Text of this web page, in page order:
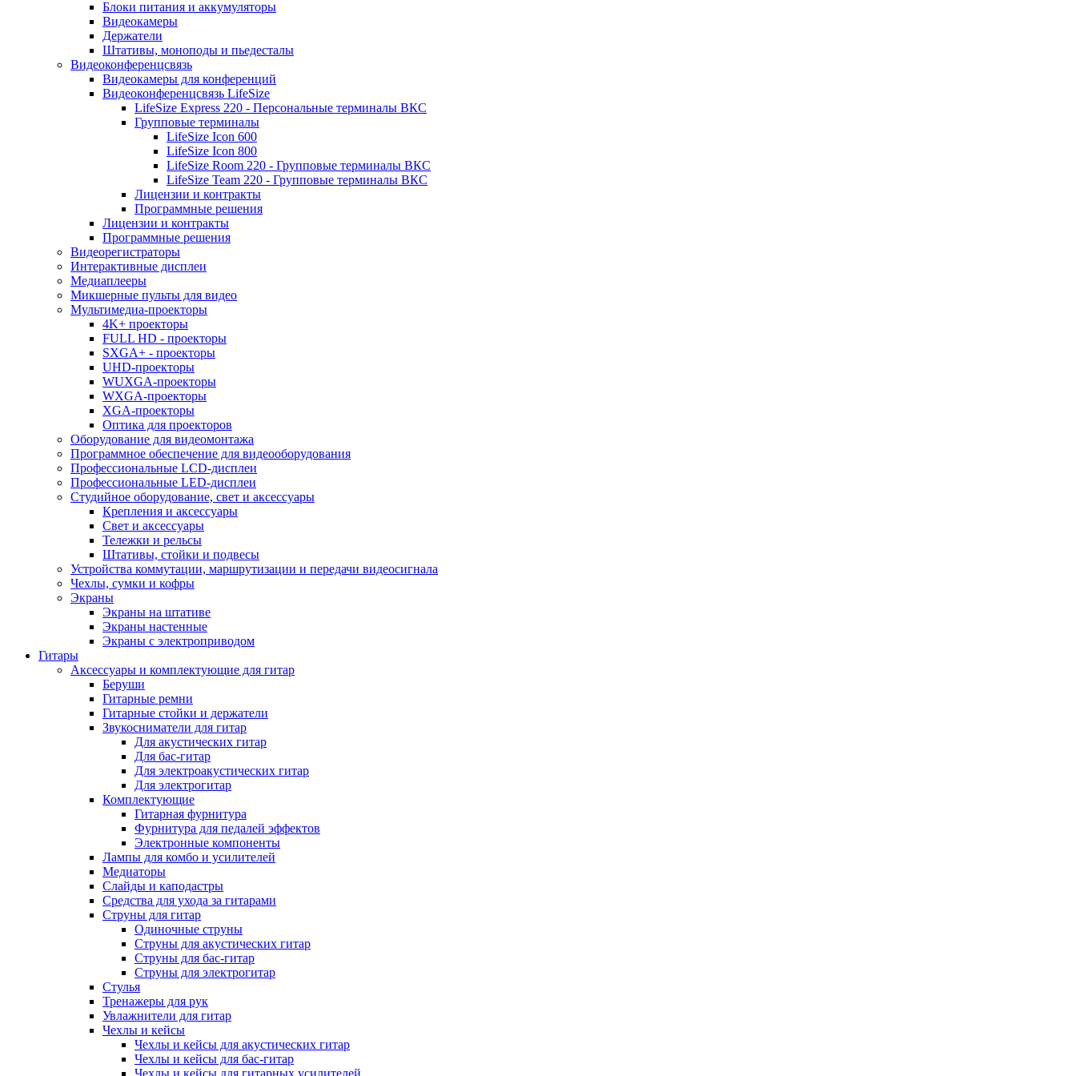
Блоки питания и аккумуляторы
Видеокамеры
Держатели
Штативы, моноподы и пьедесталы
Видеоконференцсвязь
Видеокамеры для конференций
Видеоконференцсвязь LifeSize
LifeSize Express 220 - Персональные терминалы ВКС
Групповые терминалы
LifeSize Icon 600
LifeSize Icon 800
LifeSize Room 220 - Групповые терминалы ВКС
LifeSize Team 220 - Групповые терминалы ВКС
Лицензии и контракты
Программные решения
Лицензии и контракты
Программные решения
Видеорегистраторы
Интерактивные дисплеи
Медиаплееры
Микшерные пульты для видео
Мультимедиа-проекторы
4K+ проекторы
FULL HD - проекторы
SXGA+ - проекторы
UHD-проекторы
WUXGA-проекторы
WXGA-проекторы
XGA-проекторы
Оптика для проекторов
Оборудование для видеомонтажа
Программное обеспечение для видеооборудования
Профессиональные LCD-дисплеи
Профессиональные LED-дисплеи
Студийное оборудование, свет и аксессуары
Крепления и аксессуары
Свет и аксессуары
Тележки и рельсы
Штативы, стойки и подвесы
Устройства коммутации, маршрутизации и передачи видеосигнала
Чехлы, сумки и кофры
Экраны
Экраны на штативе
Экраны настенные
Экраны с электроприводом
Гитары
Аксессуары и комплектующие для гитар
Беруши
Гитарные ремни
Гитарные стойки и держатели
Звукосниматели для гитар
Для акустических гитар
Для бас-гитар
Для электроакустических гитар
Для электрогитар
Комплектующие
Гитарная фурнитура
Фурнитура для педалей эффектов
Электронные компоненты
Лампы для комбо и усилителей
Медиаторы
Слайды и каподастры
Средства для ухода за гитарами
Струны для гитар
Одиночные струны
Струны для акустических гитар
Струны для бас-гитар
Струны для электрогитар
Стулья
Тренажеры для рук
Увлажнители для гитар
Чехлы и кейсы
Чехлы и кейсы для акустических гитар
Чехлы и кейсы для бас-гитар
Чехлы и кейсы для гитарных усилителей